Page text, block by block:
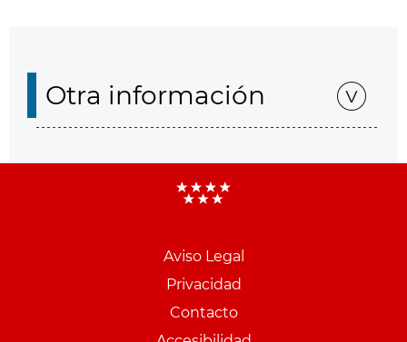
Otra información
Aviso Legal
Privacidad
Contacto